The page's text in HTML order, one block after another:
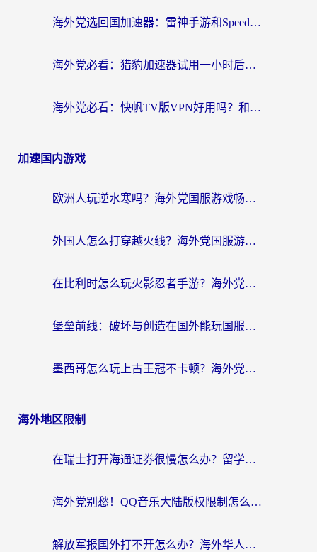
海外党选回国加速器：雷神手游和SpeedCN哪个好？附避坑指南
海外党必看：猎豹加速器试用一小时后，我终于找到无缝访问国内资源的正确姿势
海外党必看：快帆TV版VPN好用吗？和畅游VPN对比哪个回国效果更好？附实用选择指南
加速国内游戏
欧洲人玩逆水寒吗？海外党国服游戏畅玩终极指南（附低延迟秘籍）
外国人怎么打穿越火线？海外党国服游戏加速器终极攻略（附3大热门游戏解决方案）
在比利时怎么玩火影忍者手游？海外党亲测有效的国服游戏加速指南
堡垒前线：破坏与创造在国外能玩国服吗？海外玩家国服畅玩终极指南
墨西哥怎么玩上古王冠不卡顿？海外党国服游戏加速器选择全攻略
海外地区限制
在瑞士打开海通证券很慢怎么办？留学生&海外华人的回国加速全攻略
海外党别愁！QQ音乐大陆版权限制怎么破？附咪咕视频、B站地区限制解除全攻略
解放军报国外打不开怎么办？海外华人必备回国加速指南，看奥运拳击、听酷狗音乐全搞定